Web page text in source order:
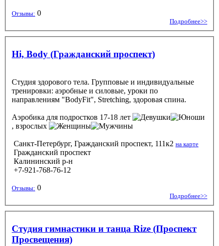
Отзывы: 0
Подробнее>>
Hi, Body (Гражданский проспект)
Студия здорового тела. Групповые и индивидуальные
тренировки: аэробные и силовые, уроки по
направлениям "BodyFit", Stretching, здоровая спина.
Аэробика для подростков 17-18 лет
, взрослых
Санкт-Петербург, Гражданский проспект, 111к2 на карте
Гражданский проспект
Калининский р-н
+7-921-768-76-12
Отзывы: 0
Подробнее>>
Студия гимнастики и танца Rize (Проспект
Просвещения)